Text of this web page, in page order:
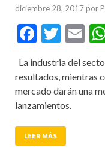
diciembre 28, 2017 por
La industria del
resultados, mientras
mercado darán una
lanzamientos.
LEER MÁS